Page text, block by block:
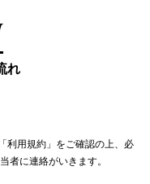
れ
利用規約」をご確認の上、必
者に連絡がいきます。